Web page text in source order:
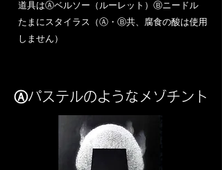
道具はⒶベルソー（ルーレット）Ⓑニードル
​たまにスタイラス（Ⓐ・Ⓑ共、腐食の酸は使用
しません）
Ⓐパステルのようなメゾチント